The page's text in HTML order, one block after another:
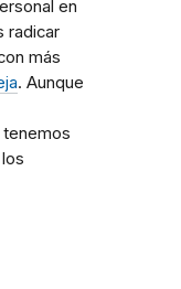
en
radicar
más
. Aunque